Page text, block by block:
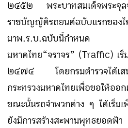
๒๔๕๒ พระบาทสมเด็จพระจุลจ
ราชบัญญัติรถยนต์ฉบับแรกของ
มาพ.ร.บ.ฉบับนี้กำหนด ให้เ
มหาดไทย“จราจร” (Traffic) เ
๒๔๗๔ โดยกรมตำรวจได้เสน
กระทรวงมหาดไทยเพื่อขอให้อ
ขณะนั้นรถจำพวกต่าง ๆ ได้เริ่ม
ยังมีการสร้างสะพานพุทธยอดฟ้